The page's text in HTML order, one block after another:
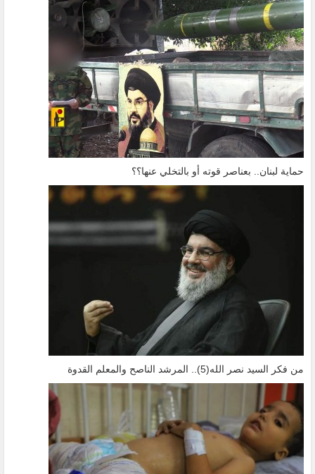
حماية لبنان.. بعناصر قوته أو بالتخلي عنها؟؟
من فكر السيد نصر الله(5).. المرشد الناصح والمعلم القدوة